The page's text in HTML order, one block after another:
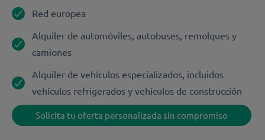
Red europea
Alquiler de automóviles, autobuses, remolques y
camiones
Alquiler de vehículos especializados, incluidos
vehículos refrigerados y vehículos de construcción
Solicita tu oferta personalizada sin compromiso